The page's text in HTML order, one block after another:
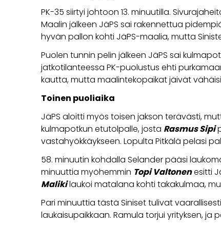
PK-35 siirtyi johtoon 13. minuutilla.
Maalin jälkeen JäPS sai rakennettua
hyvän pallon kohti JäPS-maalia, mutta
Puolen tunnin pelin jälkeen JäPS sai
jatkotilanteessa PK-puolustus ehti
kautta, mutta maalintekopaikat jäivät
Toinen puoliaika
JäPS aloitti myös toisen jakson terävästi,
kulmapotkun etutolpalle, josta Rasmus Sipi
vastahyökkäykseen. Lopulta Pitkälä pelasi
58. minuutin kohdalla Selander pääsi
minuuttia myöhemmin Topi Valtonenesitti
Malikilaukoi matalana kohti takakulmaa,
Pari minuuttia tästä Siniset tulivat
laukaisupaikkaan. Ramula torjui yrityksen,